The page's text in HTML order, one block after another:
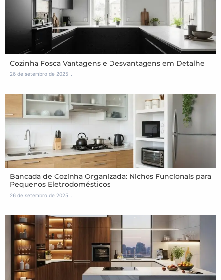
Cozinha Fosca Vantagens e Desvantagens em Detalhe
26 de setembro de 2025
Bancada de Cozinha Organizada: Nichos Funcionais para
Pequenos Eletrodomésticos
26 de setembro de 2025